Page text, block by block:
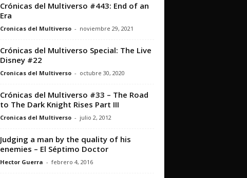
Crónicas del Multiverso #443: End of an
Era
Cronicas del Multiverso - noviembre 29, 2021
Crónicas del Multiverso Special: The Live
Disney #22
Cronicas del Multiverso - octubre 30, 2020
Crónicas del Multiverso #33 – The Road
to The Dark Knight Rises Part III
Cronicas del Multiverso - julio 2, 2012
Judging a man by the quality of his
enemies – El Séptimo Doctor
Hector Guerra - febrero 4, 2016